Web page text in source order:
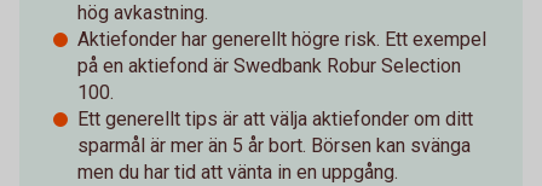
hög avkastning.
Aktiefonder har generellt högre risk. Ett exempel
på en aktiefond är Swedbank Robur Selection
100.
Ett generellt tips är att välja aktiefonder om ditt
sparmål är mer än 5 år bort. Börsen kan svänga
men du har tid att vänta in en uppgång.